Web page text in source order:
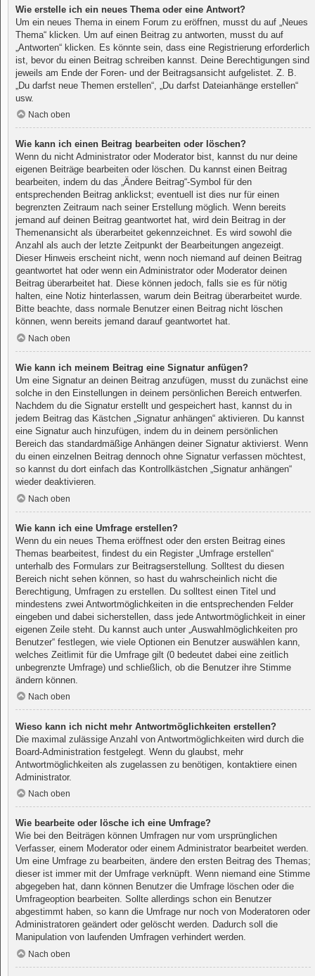
Wie erstelle ich ein neues Thema oder eine Antwort?
Um ein neues Thema in einem Forum zu eröffnen, musst du auf „Neues
Thema“ klicken. Um auf einen Beitrag zu antworten, musst du auf
„Antworten“ klicken. Es könnte sein, dass eine Registrierung erforderlich
ist, bevor du einen Beitrag schreiben kannst. Deine Berechtigungen sind
jeweils am Ende der Foren- und der Beitragsansicht aufgelistet. Z. B.
„Du darfst neue Themen erstellen“, „Du darfst Dateianhänge erstellen“
usw.
Nach oben
Wie kann ich einen Beitrag bearbeiten oder löschen?
Wenn du nicht Administrator oder Moderator bist, kannst du nur deine
eigenen Beiträge bearbeiten oder löschen. Du kannst einen Beitrag
bearbeiten, indem du das „Ändere Beitrag“-Symbol für den
entsprechenden Beitrag anklickst; eventuell ist dies nur für einen
begrenzten Zeitraum nach seiner Erstellung möglich. Wenn bereits
jemand auf deinen Beitrag geantwortet hat, wird dein Beitrag in der
Themenansicht als überarbeitet gekennzeichnet. Es wird sowohl die
Anzahl als auch der letzte Zeitpunkt der Bearbeitungen angezeigt.
Dieser Hinweis erscheint nicht, wenn noch niemand auf deinen Beitrag
geantwortet hat oder wenn ein Administrator oder Moderator deinen
Beitrag überarbeitet hat. Diese können jedoch, falls sie es für nötig
halten, eine Notiz hinterlassen, warum dein Beitrag überarbeitet wurde.
Bitte beachte, dass normale Benutzer einen Beitrag nicht löschen
können, wenn bereits jemand darauf geantwortet hat.
Nach oben
Wie kann ich meinem Beitrag eine Signatur anfügen?
Um eine Signatur an deinen Beitrag anzufügen, musst du zunächst eine
solche in den Einstellungen in deinem persönlichen Bereich entwerfen.
Nachdem du die Signatur erstellt und gespeichert hast, kannst du in
jedem Beitrag das Kästchen „Signatur anhängen“ aktivieren. Du kannst
eine Signatur auch hinzufügen, indem du in deinem persönlichen
Bereich das standardmäßige Anhängen deiner Signatur aktivierst. Wenn
du einen einzelnen Beitrag dennoch ohne Signatur verfassen möchtest,
so kannst du dort einfach das Kontrollkästchen „Signatur anhängen“
wieder deaktivieren.
Nach oben
Wie kann ich eine Umfrage erstellen?
Wenn du ein neues Thema eröffnest oder den ersten Beitrag eines
Themas bearbeitest, findest du ein Register „Umfrage erstellen“
unterhalb des Formulars zur Beitragserstellung. Solltest du diesen
Bereich nicht sehen können, so hast du wahrscheinlich nicht die
Berechtigung, Umfragen zu erstellen. Du solltest einen Titel und
mindestens zwei Antwortmöglichkeiten in die entsprechenden Felder
eingeben und dabei sicherstellen, dass jede Antwortmöglichkeit in einer
eigenen Zeile steht. Du kannst auch unter „Auswahlmöglichkeiten pro
Benutzer“ festlegen, wie viele Optionen ein Benutzer auswählen kann,
welches Zeitlimit für die Umfrage gilt (0 bedeutet dabei eine zeitlich
unbegrenzte Umfrage) und schließlich, ob die Benutzer ihre Stimme
ändern können.
Nach oben
Wieso kann ich nicht mehr Antwortmöglichkeiten erstellen?
Die maximal zulässige Anzahl von Antwortmöglichkeiten wird durch die
Board-Administration festgelegt. Wenn du glaubst, mehr
Antwortmöglichkeiten als zugelassen zu benötigen, kontaktiere einen
Administrator.
Nach oben
Wie bearbeite oder lösche ich eine Umfrage?
Wie bei den Beiträgen können Umfragen nur vom ursprünglichen
Verfasser, einem Moderator oder einem Administrator bearbeitet werden.
Um eine Umfrage zu bearbeiten, ändere den ersten Beitrag des Themas;
dieser ist immer mit der Umfrage verknüpft. Wenn niemand eine Stimme
abgegeben hat, dann können Benutzer die Umfrage löschen oder die
Umfrageoption bearbeiten. Sollte allerdings schon ein Benutzer
abgestimmt haben, so kann die Umfrage nur noch von Moderatoren oder
Administratoren geändert oder gelöscht werden. Dadurch soll die
Manipulation von laufenden Umfragen verhindert werden.
Nach oben